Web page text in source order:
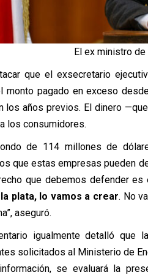
El ex ministro de
que el exsecretario
monto pagado en exceso
los años previos. El dinero
los consumidores.
de 114 millones de
que estas empresas pueden
que debemos defender
plata, lo vamos a crear. No
aseguró.
igualmente detalló
solicitados al Ministerio de
se evaluará la